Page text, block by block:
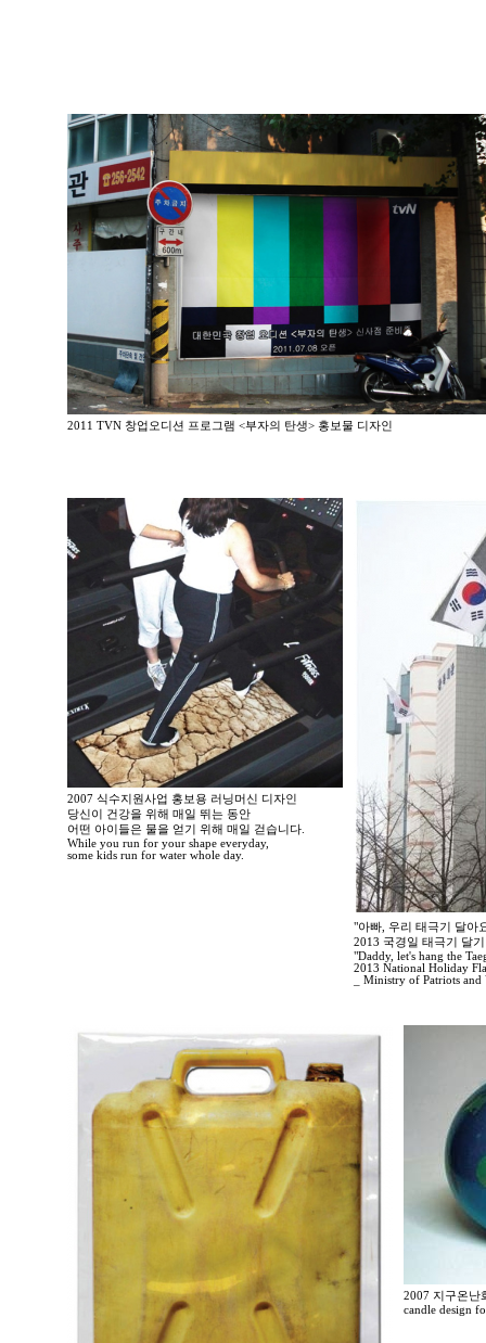
2011 TVN 창업오디션 프로그램 <부자의 탄생> 홍보물 디자인
2007 식수지원사업 홍보용 러닝머신 디자인
당신이 건강을 위해 매일 뛰는 동안
어떤 아이들은 물을 얻기 위해 매일 걷습니다.
While you run for your shape everyday,
some kids run for water whole day.
"아빠, 우리 태극기 달아
2013 국경일 태극기 달
"Daddy, let's hang the
2013 National Holiday
_ Ministry of Patriots and
2007 지구온난
candle design